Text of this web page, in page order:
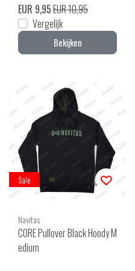
EUR 9,95EUR 10,95
Vergelijk
Bekijken
Sale
Navitas
CORE Pullover Black Hoody M
edium